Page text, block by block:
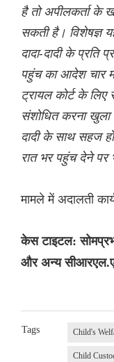
है तो अपीलकर्ता के
सकती है। विशेषज्ञ
दादा-दादी के
पहुंच का आदेश चार
ट्रायल कोर्ट के
संशोधित करना खुला
दादी के साथ सहज हो
रात भर पहुंच देने पर
मामले में अदालती
केस टाइटल:
और अन्य
Tags Child's
Child